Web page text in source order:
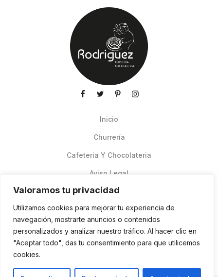
Valoramos tu privacidad
Utilizamos cookies para mejorar tu experiencia de
navegación, mostrarte anuncios o contenidos
personalizados y analizar nuestro tráfico. Al hacer clic en
"Aceptar todo", das tu consentimiento para que utilicemos
cookies.
Inicio
Churrería
Cafeteria Y Chocolateria
Aviso Legal
Pedidos Online Glovo
Contacto